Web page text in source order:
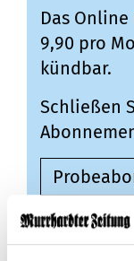
Das
9,90 pro
kündbar.
Schließen
Online